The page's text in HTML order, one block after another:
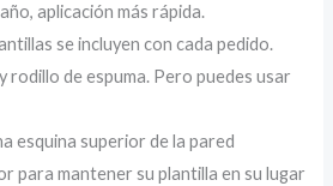
aplicación más rápida.
se incluyen con cada pedido.
rodillo de espuma. Pero puedes usar
esquina superior de la pared
para mantener su plantilla en su lugar